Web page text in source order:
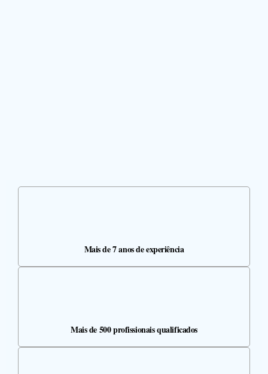
Mais de 7 anos de experiência
Mais de 500 profissionais qualificados